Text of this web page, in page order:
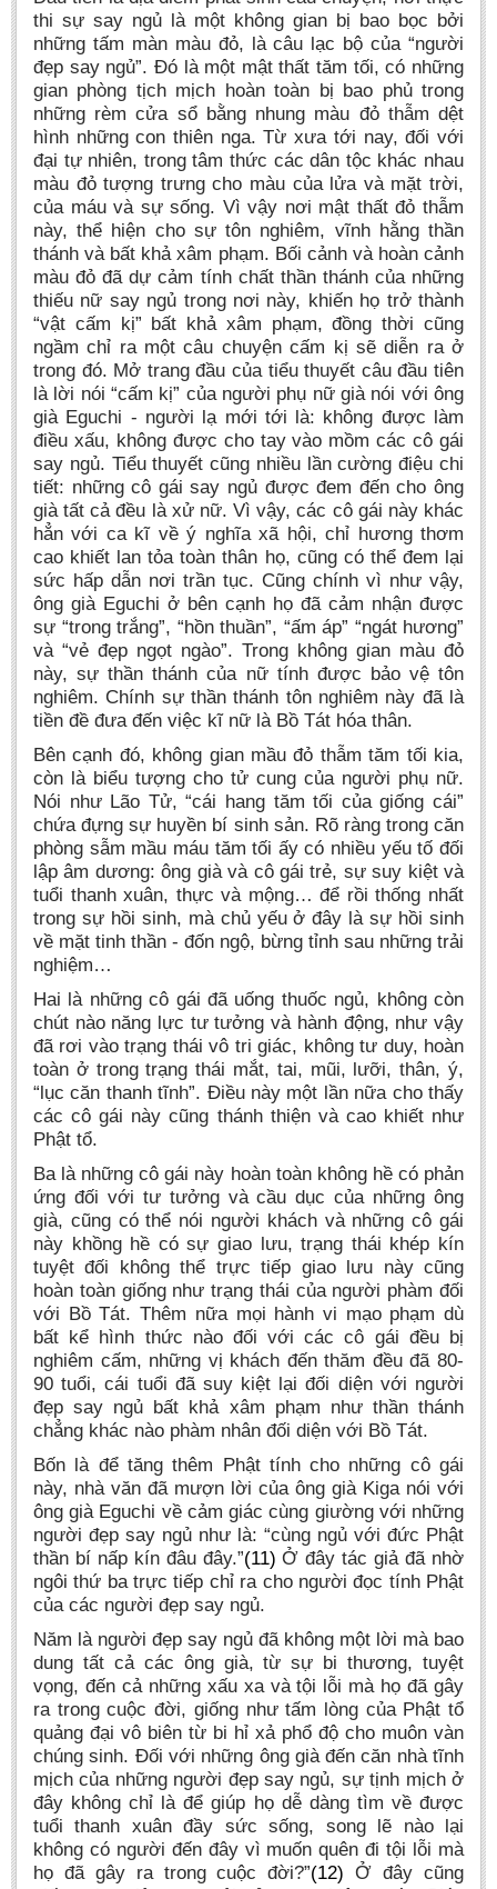
thi sự say ngủ là một không gian bị bao bọc bởi
những tấm màn màu đỏ, là câu lạc bộ của “người
đẹp say ngủ”. Đó là một mật thất tăm tối, có những
gian phòng tịch mịch hoàn toàn bị bao phủ trong
những rèm cửa sổ bằng nhung màu đỏ thẫm dệt
hình những con thiên nga. Từ xưa tới nay, đối với
đại tự nhiên, trong tâm thức các dân tộc khác nhau
màu đỏ tượng trưng cho màu của lửa và mặt trời,
của máu và sự sống. Vì vậy nơi mật thất đỏ thẫm
này, thể hiện cho sự tôn nghiêm, vĩnh hằng thần
thánh và bất khả xâm phạm. Bối cảnh và hoàn cảnh
màu đỏ đã dự cảm tính chất thần thánh của những
thiếu nữ say ngủ trong nơi này, khiến họ trở thành
“vật cấm kị” bất khả xâm phạm, đồng thời cũng
ngầm chỉ ra một câu chuyện cấm kị sẽ diễn ra ở
trong đó. Mở trang đầu của tiểu thuyết câu đầu tiên
là lời nói “cấm kị” của người phụ nữ già nói với ông
già Eguchi - người lạ mới tới là: không được làm
điều xấu, không được cho tay vào mồm các cô gái
say ngủ. Tiểu thuyết cũng nhiều lần cường điệu chi
tiết: những cô gái say ngủ được đem đến cho ông
già tất cả đều là xử nữ. Vì vậy, các cô gái này khác
hẳn với ca kĩ về ý nghĩa xã hội, chỉ hương thơm
cao khiết lan tỏa toàn thân họ, cũng có thể đem lại
sức hấp dẫn nơi trần tục. Cũng chính vì như vậy,
ông già Eguchi ở bên cạnh họ đã cảm nhận được
sự “trong trắng”, “hồn thuần”, “ấm áp” “ngát hương”
và “vẻ đẹp ngọt ngào”. Trong không gian màu đỏ
này, sự thần thánh của nữ tính được bảo vệ tôn
nghiêm. Chính sự thần thánh tôn nghiêm này đã là
tiền đề đưa đến việc kĩ nữ là Bồ Tát hóa thân.
Bên cạnh đó, không gian mầu đỏ thẫm tăm tối kia,
còn là biểu tượng cho tử cung của người phụ nữ.
Nói như Lão Tử, “cái hang tăm tối của giống cái”
chứa đựng sự huyền bí sinh sản. Rõ ràng trong căn
phòng sẫm mầu máu tăm tối ấy có nhiều yếu tố đối
lập âm dương: ông già và cô gái trẻ, sự suy kiệt và
tuổi thanh xuân, thực và mộng… để rồi thống nhất
trong sự hồi sinh, mà chủ yếu ở đây là sự hồi sinh
về mặt tinh thần - đốn ngộ, bừng tỉnh sau những trải
nghiệm…
Hai là những cô gái đã uống thuốc ngủ, không còn
chút nào năng lực tư tưởng và hành động, như vậy
đã rơi vào trạng thái vô tri giác, không tư duy, hoàn
toàn ở trong trạng thái mắt, tai, mũi, lưỡi, thân, ý,
“lục căn thanh tĩnh”. Điều này một lần nữa cho thấy
các cô gái này cũng thánh thiện và cao khiết như
Phật tổ.
Ba là những cô gái này hoàn toàn không hề có phản
ứng đối với tư tưởng và cầu dục của những ông
già, cũng có thể nói người khách và những cô gái
này khồng hề có sự giao lưu, trạng thái khép kín
tuyệt đối không thể trực tiếp giao lưu này cũng
hoàn toàn giống như trạng thái của người phàm đối
với Bồ Tát. Thêm nữa mọi hành vi mạo phạm dù
bất kể hình thức nào đối với các cô gái đều bị
nghiêm cấm, những vị khách đến thăm đều đã 80-
90 tuổi, cái tuổi đã suy kiệt lại đối diện với người
đẹp say ngủ bất khả xâm phạm như thần thánh
chẳng khác nào phàm nhân đối diện với Bồ Tát.
Bốn là để tăng thêm Phật tính cho những cô gái
này, nhà văn đã mượn lời của ông già Kiga nói với
ông già Eguchi về cảm giác cùng giường với những
người đẹp say ngủ như là: “cùng ngủ với đức Phật
thần bí nấp kín đâu đây.”(11) Ở đây tác giả đã nhờ
ngôi thứ ba trực tiếp chỉ ra cho người đọc tính Phật
của các người đẹp say ngủ.
Năm là người đẹp say ngủ đã không một lời mà bao
dung tất cả các ông già, từ sự bi thương, tuyệt
vọng, đến cả những xấu xa và tội lỗi mà họ đã gây
ra trong cuộc đời, giống như tấm lòng của Phật tổ
quảng đại vô biên từ bi hỉ xả phổ độ cho muôn vàn
chúng sinh. Đối với những ông già đến căn nhà tĩnh
mịch của những người đẹp say ngủ, sự tịnh mịch ở
đây không chỉ là để giúp họ dễ dàng tìm về được
tuổi thanh xuân đầy sức sống, song lẽ nào lại
không có người đến đây vì muốn quên đi tội lỗi mà
họ đã gây ra trong cuộc đời?”(12) Ở đây cũng